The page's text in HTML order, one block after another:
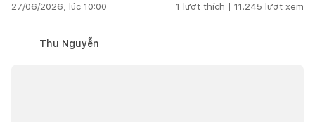
27/06/2026, lúc 10:00 1 lượt thích | 11.245 lượt xem
Thu Nguyễn